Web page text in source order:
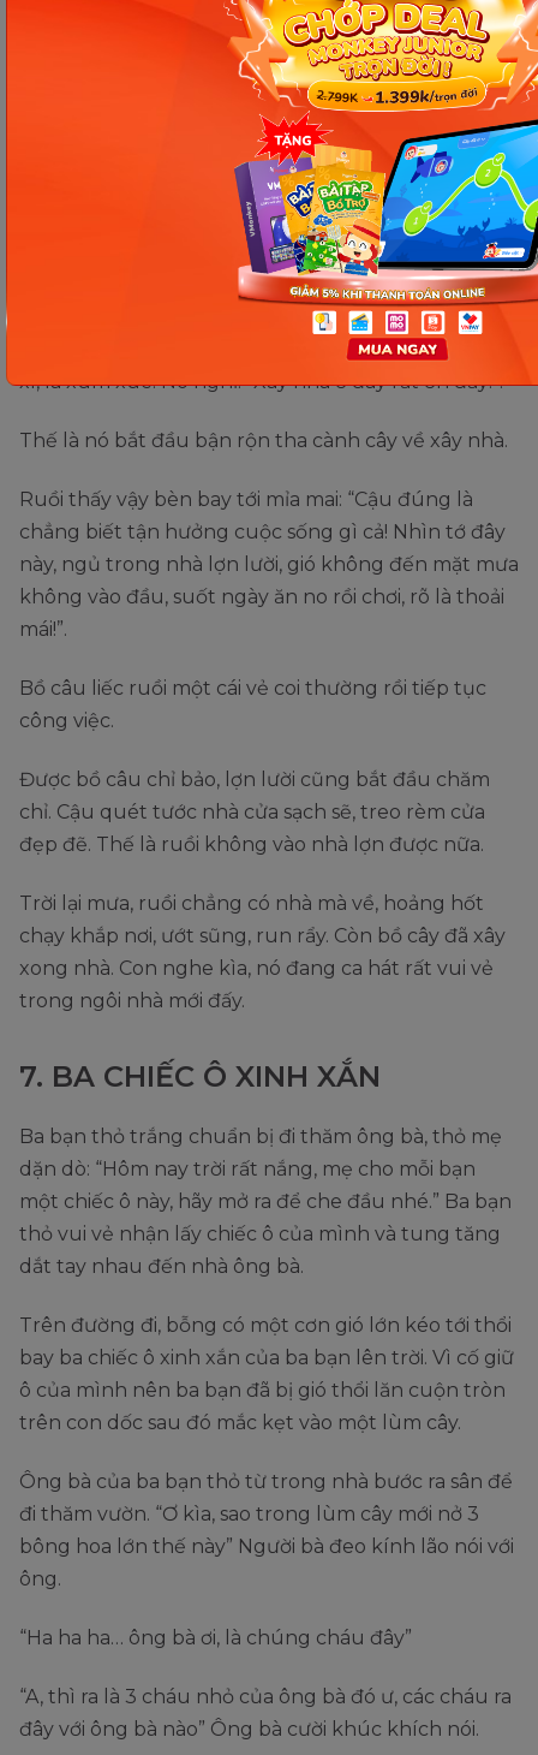
Truyện Bồ câu chăm chỉ. (Ảnh: Internet)
Sáng sớm, gà trống tựa chiếc đồng hồ báo thức, gáy
ò ó o đánh thức mọi người dậy. Bồ câu cũng tỉnh
giấc. Tối qua mưa rất to, làm sập ngôi nhà cũ của bồ
câu nên hôm nay nó định xây ngôi nhà mới.
Bồ câu bay đi bay lại mới tìm thấy một cái cây tạm
được, thân cây cao lớn thẳng tắp, cành cứng cáp xù
xì, lá xum xuê. Nó nghĩ: “Xây nhà ở đây rất ổn đấy!”.
Thế là nó bắt đầu bận rộn tha cành cây về xây nhà.
Ruồi thấy vậy bèn bay tới mỉa mai: “Cậu đúng là
chẳng biết tận hưởng cuộc sống gì cả! Nhìn tớ đây
này, ngủ trong nhà lợn lười, gió không đến mặt mưa
không vào đầu, suốt ngày ăn no rồi chơi, rõ là thoải
mái!”.
Bồ câu liếc ruồi một cái vẻ coi thường rồi tiếp tục
công việc.
Được bồ câu chỉ bảo, lợn lười cũng bắt đầu chăm
chỉ. Cậu quét tước nhà cửa sạch sẽ, treo rèm cửa
đẹp đẽ. Thế là ruồi không vào nhà lợn được nữa.
Trời lại mưa, ruồi chẳng có nhà mà về, hoảng hốt
chạy khắp nơi, ướt sũng, run rẩy. Còn bồ cây đã xây
xong nhà. Con nghe kìa, nó đang ca hát rất vui vẻ
trong ngôi nhà mới đấy.
7. BA CHIẾC Ô XINH XẮN
Ba bạn thỏ trắng chuẩn bị đi thăm ông bà, thỏ mẹ
dặn dò: “Hôm nay trời rất nắng, mẹ cho mỗi bạn
một chiếc ô này, hãy mở ra để che đầu nhé.” Ba bạn
thỏ vui vẻ nhận lấy chiếc ô của mình và tung tăng
dắt tay nhau đến nhà ông bà.
Trên đường đi, bỗng có một cơn gió lớn kéo tới thổi
bay ba chiếc ô xinh xắn của ba bạn lên trời. Vì cố giữ
ô của mình nên ba bạn đã bị gió thổi lăn cuộn tròn
trên con dốc sau đó mắc kẹt vào một lùm cây.
Ông bà của ba bạn thỏ từ trong nhà bước ra sân để
đi thăm vườn. “Ơ kìa, sao trong lùm cây mới nở 3
bông hoa lớn thế này” Người bà đeo kính lão nói với
ông.
“Ha ha ha… ông bà ơi, là chúng cháu đây”
“A, thì ra là 3 cháu nhỏ của ông bà đó ư, các cháu ra
đây với ông bà nào” Ông bà cười khúc khích nói.